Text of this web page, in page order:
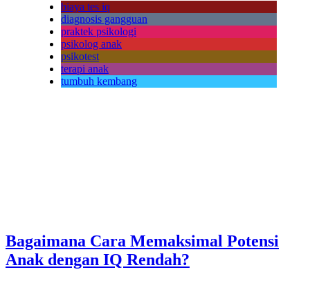
biaya tes iq
diagnosis gangguan
praktek psikologi
psikolog anak
psikotest
terapi anak
tumbuh kembang
Bagaimana Cara Memaksimal Potensi
Anak dengan IQ Rendah?